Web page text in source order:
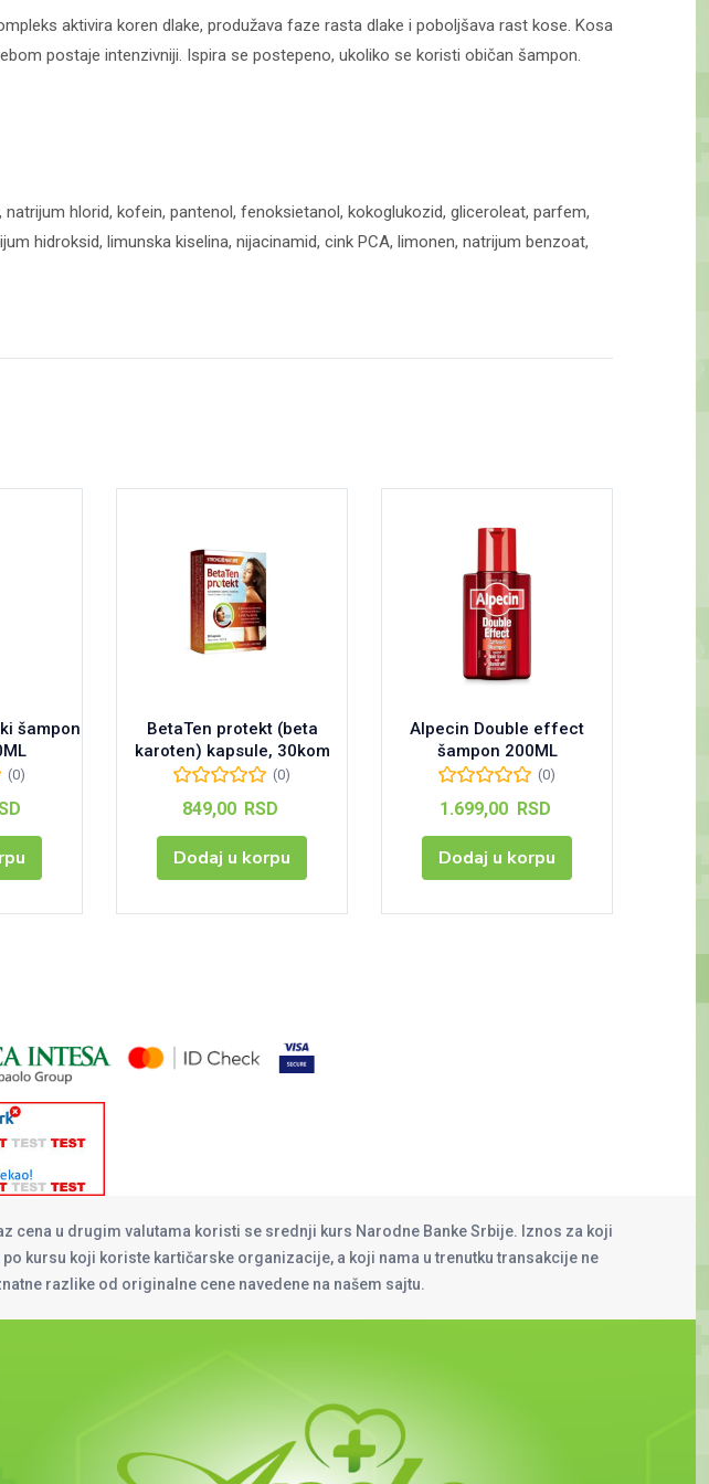
aktivira koren dlake, produžava faze rasta dlake i poboljšava rast kose. Kosa
postaje intenzivniji. Ispira se postepeno, ukoliko se koristi običan šampon.
hlorid, kofein, pantenol, fenoksietanol, kokoglukozid, gliceroleat, parfem,
hidroksid, limunska kiselina, nijacinamid, cink PCA, limonen, natrijum benzoat,
šampon
(0)
BetaTen protekt (beta
karoten) kapsule, 30kom
(0)
849,00 RSD
Dodaj u korpu
Alpecin Double effect
šampon 200ML
(0)
1.699,00 RSD
Dodaj u korpu
cena u drugim valutama koristi se srednji kurs Narodne Banke Srbije. Iznos za koji
kursu koji koriste kartičarske organizacije, a koji nama u trenutku transakcije ne
razlike od originalne cene navedene na našem sajtu.